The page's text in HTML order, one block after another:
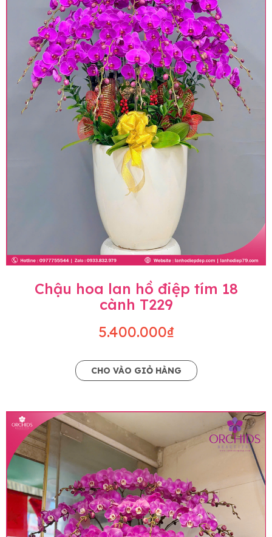
Chậu hoa lan hồ điệp tím 18
cành T229
5.400.000₫
CHO VÀO GIỎ HÀNG